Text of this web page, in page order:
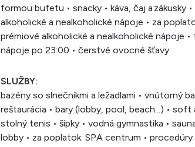
formou bufetu • snacky • káva, čaj a zákusky
alkoholické a nealkoholické nápoje • za
prémiové alkoholické a nealkoholické nápoje
nápoje po 23:00 • čerstvé ovocné šťavy
SLUŽBY:
bazény so slnečníkmi a ležadlami • vnútorný
reštaurácia • bary (lobby, pool, beach...) • soft
stolný tenis • šípky • vodná gymnastika •
lobby • za poplatok: SPA centrum •